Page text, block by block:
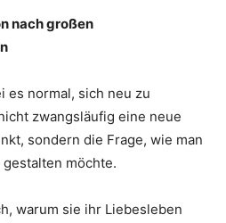
nach großen
es normal, sich neu zu
zwangsläufig eine neue
sondern die Frage, wie man
möchte.
warum sie ihr Liebesleben